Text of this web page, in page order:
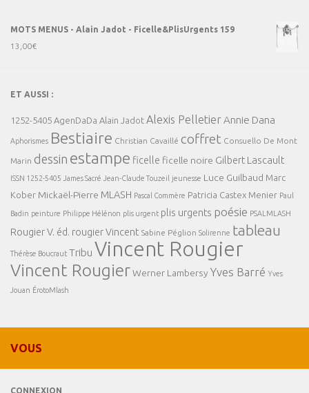
MOTS MENUS - Alain Jadot - Ficelle&PlisUrgents 159
13,00€
ET AUSSI :
1252-5405 AgenDaDa Alain Jadot Alexis PelletierAnnie Dana
Aphorismes Bestiaire Christian Cavaillé coffret Consuello De Mont
Marin dessin estampe ficelle ficelle noire Gilbert Lascault
ISSN 1252-5405 James Sacré Jean-Claude Touzeil jeunesse Luce Guilbaud Marc
Kober Mickaël-Pierre MLASH Pascal Commère Patricia Castex Menier Paul
Badin peinture Philippe Hélénon plis urgent plis urgents poésie PSALMLASH
Rougier V. éd. rougier Vincent Sabine Péglion Solirenne tableau
Thérèse Boucraut Tribu Vincent Rougier
Vincent RougierWerner Lambersy Yves Barré Yves
Jouan ÉrotoMlash
VOUS
CONNEXION